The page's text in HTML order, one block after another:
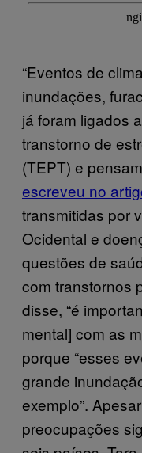
“Eventos de
inundações,
já foram ligados
transtorno de
(TEPT) e
escreveu no
transmitidas por
Ocidental e
questões de
com transtornos
disse, “é
mental] com as
porque “esses
grande
exemplo”.
preocupações